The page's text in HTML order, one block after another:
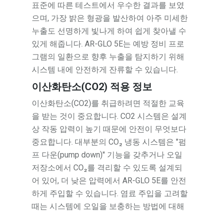
표준에 따른 테스트에서 우수한 결과를 보였
으며, 가장 밝은 형광을 발산하여 아주 미세한
누출도 선명하게 빛나게 하여 쉽게 찾아낼 수
있게 해줍니다. AR-GLO 5E는 예방 정비 프로
그램의 일환으로 향후 누출을 탐지하기 위해
시스템 내에 안전하게 잔류할 수 있습니다.
이산화탄소(CO2) 적용 정보
이산화탄소(CO2)를 취급하려면 적절한 교육
을 받는 것이 중요합니다. CO2 시스템은 설계
상 작동 압력이 높기 때문에 안전이 무엇보다
중요합니다. 대부분의 CO₂ 냉동 시스템은 "펌
프 다운(pump down)" 기능을 갖추거나 오일
저장소에서 CO₂를 격리할 수 있도록 설계되
어 있어, 더 낮은 압력에서 AR-GLO 5E를 안전
하게 주입할 수 있습니다. 염료 주입을 고려할
때는 시스템에 오일을 보충하는 방법에 대해